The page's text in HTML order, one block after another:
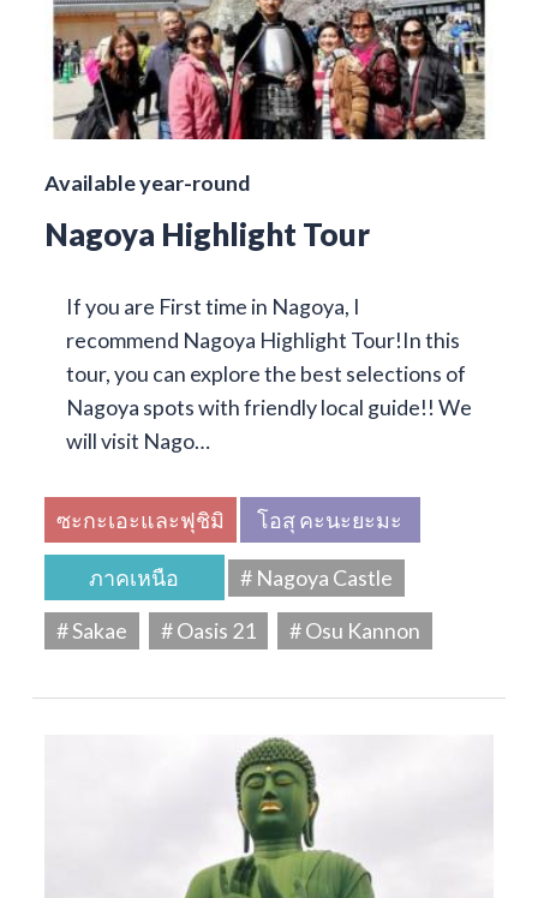
Available year-round
Nagoya Highlight Tour
If you are First time in Nagoya, I
recommend Nagoya Highlight Tour!In this
tour, you can explore the best selections of
Nagoya spots with friendly local guide!! We
will visit Nago…
ซะกะเอะและฟุชิมิ โอสุ คะนะยะมะ
ภาคเหนือ
# Nagoya Castle
# Sakae
# Oasis 21 # Osu Kannon